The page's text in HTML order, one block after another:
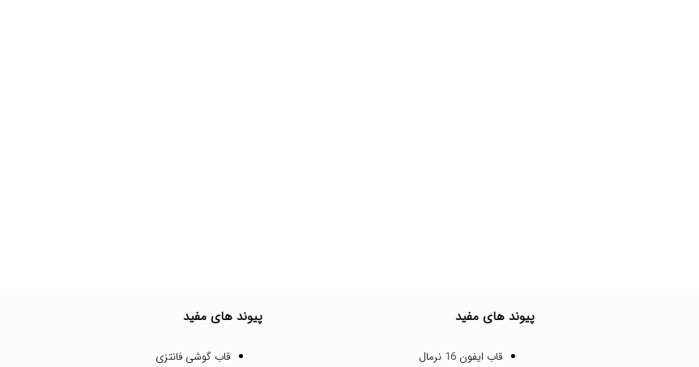
پیوند های مفید
قاب ایفون 16 نرمال
پیوند های مفید
قاب گوشی فانتزی